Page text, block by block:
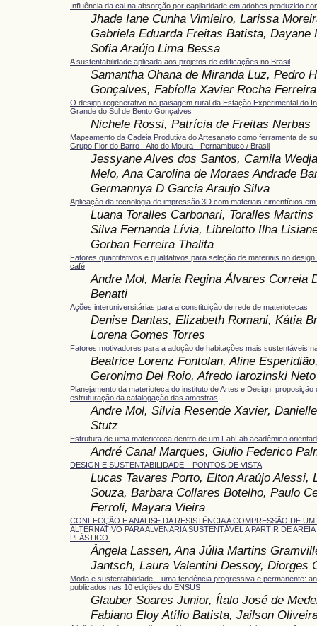
Influência da cal na absorção por capilaridade em adobes produzido
Jhade Iane Cunha Vimieiro, Larissa
Gabriela Eduarda Freitas Batista, Dayane
Sofia Araújo Lima Bessa
A sustentabilidade aplicada aos projetos de edificações no Brasil
Samantha Ohana de Miranda Luz, Pedro
Gonçalves, Fabíolla Xavier Rocha
O design regenerativo na paisagem rural da Estação Experimental do
Grande do Sul de Bento Gonçalves
Nichele Rossi, Patrícia de Freitas Nerbas
Mapeamento da Cadeia Produtiva do Artesanato como ferramenta de
Grupo Flor do Barro - Alto do Moura - Pernambuco / Brasil
Jessyane Alves dos Santos, Camila
Melo, Ana Carolina de Moraes Andrade
Germannya D Garcia Araujo Silva
Aplicação da tecnologia de impressão 3D com materiais cimentícios
Luana Toralles Carbonari, Toralles
Silva Fernanda Lívia, Librelotto Ilha
Gorban Ferreira Thalita
Fatores quantitativos e qualitativos para seleção de materiais no
café
Andre Mol, Maria Regina Álvares Correia
Benatti
Ações interuniversitárias para a constituição de rede de materiotecas
Denise Dantas, Elizabeth Romani, Kátia
Lorena Gomes Torres
Fatores motivadores para a adoção de habitações mais sustentáveis
Beatrice Lorenz Fontolan, Aline
Geronimo Del Roio, Afredo Iarozinski Neto
Planejamento da materioteca do instituto de Artes e Design: proposição
estruturação da catalogação das amostras
Andre Mol, Silvia Resende Xavier,
Stutz
Estrutura de uma materioteca dentro de um FabLab acadêmico
André Canal Marques, Giulio Federico
DESIGN E SUSTENTABILIDADE – PONTOS DE VISTA
Lucas Tavares Porto, Elton Araújo Alessi,
Souza, Barbara Collares Botelho, Paulo
Ferroli, Mayara Vieira
CONFECÇÃO E ANÁLISE DA RESISTÊNCIA A COMPRESSÃO DE UM
ALTERNATIVO PARA ALVENARIA SUSTENTÁVEL A PARTIR DE
PLÁSTICO.
Ângela Lassen, Ana Júlia Martins
Jantsch, Laura Valentini Dessoy, Diorges
Moda e sustentabilidade – uma tendência progressiva e permanente:
publicados nas 10 edições do ENSUS
Glauber Soares Junior, Ítalo José de
Fabiano Eloy Atílio Batista, Jailson